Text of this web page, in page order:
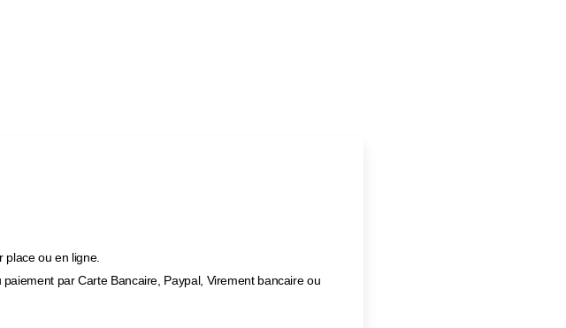
place ou en ligne.
par Carte Bancaire, Paypal, Virement bancaire ou